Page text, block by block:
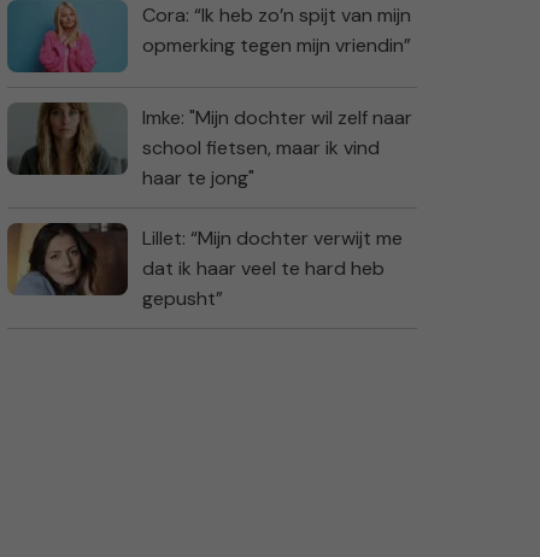
Cora: “Ik heb zo’n spijt van mijn
opmerking tegen mijn vriendin”
Imke: "Mijn dochter wil zelf naar
school fietsen, maar ik vind
haar te jong"
Lillet: “Mijn dochter verwijt me
dat ik haar veel te hard heb
gepusht”